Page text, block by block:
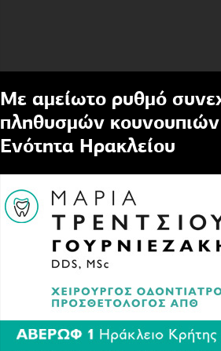
Με αμείωτο ρυθμό
πληθυσμών
Ενότητα Ηρακλείου